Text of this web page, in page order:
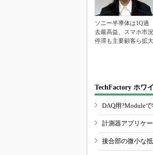
ソニー半導体は1Q過
去最高益、スマホ市況
停滞も主要顧客ら拡大
TechFactory ホワ
DAQ用?Module
計測器アプリケ
接合部の微小な